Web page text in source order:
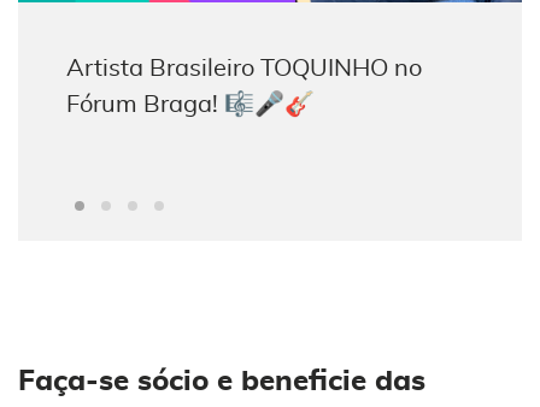
Faça-se sócio e beneficie das
Artista Brasileiro TOQUINHO no
Fórum Braga! 🎼🎤🎸
Mercadinho de Natal 2023 | Sede da
AFUM